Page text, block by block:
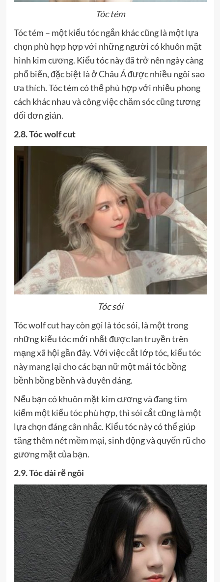
Tóc tém
Tóc tém – một kiểu tóc ngắn khác cũng là một lựa
chọn phù hợp hợp với những người có khuôn mặt
hình kim cương. Kiểu tóc này đã trở nên ngày càng
phổ biến, đặc biệt là ở Châu Á được nhiều ngôi sao
ưa thích. Tóc tém có thể phù hợp với nhiều phong
cách khác nhau và công việc chăm sóc cũng tương
đối đơn giản.
2.8. Tóc wolf cut
Tóc sói
Tóc wolf cut hay còn gọi là tóc sói, là một trong
những kiểu tóc mới nhất được lan truyền trên
mạng xã hội gần đây. Với việc cắt lớp tóc, kiểu tóc
này mang lại cho các bạn nữ một mái tóc bồng
bềnh bồng bềnh và duyên dáng.
Nếu bạn có khuôn mặt kim cương và đang tìm
kiếm một kiểu tóc phù hợp, thì sói cắt cũng là một
lựa chọn đáng cân nhắc. Kiểu tóc này có thể giúp
tăng thêm nét mềm mại, sinh động và quyến rũ cho
gương mặt của bạn.
2.9. Tóc dài rẽ ngôi